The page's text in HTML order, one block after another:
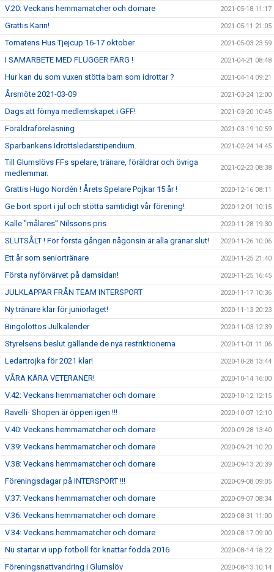
V.20: Veckans hemmamatcher och domare 2021-05-18 11:17
Grattis Karin! 2021-05-11 21:05
Tomatens Hus Tjejcup 16-17 oktober 2021-05-03 23:59
I SAMARBETE MED FLÜGGER FÄRG ! 2021-04-21 08:48
Hur kan du som vuxen stötta barn som idrottar ? 2021-04-14 09:21
Årsmöte 2021-03-09 2021-03-24 12:00
Dags att förnya medlemskapet i GFF! 2021-03-20 10:45
Föräldraföreläsning 2021-03-19 10:59
Sparbankens Idrottsledarstipendium. 2021-02-24 14:45
Till Glumslövs FFs spelare, tränare, föräldrar och övriga
medlemmar.
2021-02-23 08:38
Grattis Hugo Nordén ! Årets Spelare Pojkar 15 år ! 2020-12-16 08:11
Ge bort sport i jul och stötta samtidigt vår förening! 2020-12-01 10:15
Kalle "målares" Nilssons pris 2020-11-28 19:30
SLUTSÅLT ! För första gången någonsin är alla granar slut! 2020-11-26 10:06
Ett år som seniortränare 2020-11-25 21:40
Första nyförvärvet på damsidan! 2020-11-25 16:45
JULKLAPPAR FRÅN TEAM INTERSPORT 2020-11-17 10:36
Ny tränare klar för juniorlaget! 2020-11-13 20:23
Bingolottos Julkalender 2020-11-03 12:39
Styrelsens beslut gällande de nya restriktionerna 2020-11-01 11:06
Ledartrojka för 2021 klar! 2020-10-28 13:44
VÅRA KÄRA VETERANER! 2020-10-14 16:00
V.42: Veckans hemmamatcher och domare 2020-10-12 12:15
Ravelli- Shopen är öppen igen !!! 2020-10-07 12:10
V.40: Veckans hemmamatcher och domare 2020-09-28 13:40
V.39: Veckans hemmamatcher och domare 2020-09-21 10:20
V.38: Veckans hemmamatcher och domare 2020-09-13 20:39
Föreningsdagar på INTERSPORT !!! 2020-09-08 09:05
V.37: Veckans hemmamatcher och domare 2020-09-07 08:34
V.36: Veckans hemmamatcher och domare 2020-08-31 11:00
V.34: Veckans hemmamatcher och domare 2020-08-17 09:00
Nu startar vi upp fotboll för knattar födda 2016 2020-08-14 18:22
Föreningsnattvandring i Glumslöv 2020-08-13 10:14